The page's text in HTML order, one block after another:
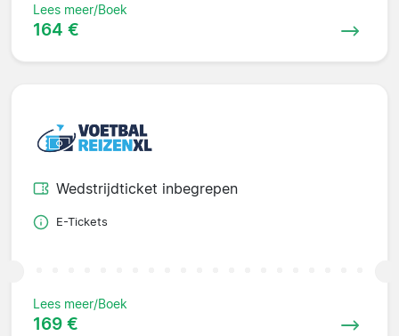
Lees meer/Boek
164 €
Wedstrijdticket inbegrepen
E-Tickets
Lees meer/Boek
169 €